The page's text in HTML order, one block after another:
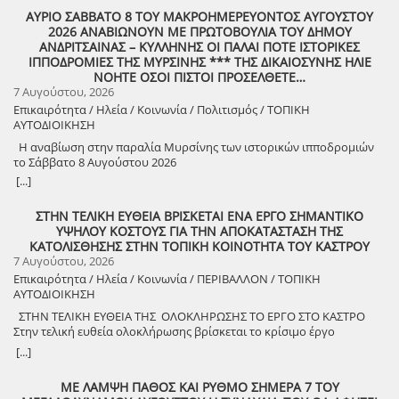
ΑΥΡΙΟ ΣΑΒΒΑΤΟ 8 ΤΟΥ ΜΑΚΡΟΗΜΕΡΕΥΟΝΤΟΣ ΑΥΓΟΥΣΤΟΥ
2026 ΑΝΑΒΙΩΝΟΥΝ ΜΕ ΠΡΩΤΟΒΟΥΛΙΑ ΤΟΥ ΔΗΜΟΥ
ΑΝΔΡΙΤΣΑΙΝΑΣ – ΚΥΛΛΗΝΗΣ ΟΙ ΠΑΛΑΙ ΠΟΤΕ ΙΣΤΟΡΙΚΕΣ
ΙΠΠΟΔΡΟΜΙΕΣ ΤΗΣ ΜΥΡΣΙΝΗΣ *** ΤΗΣ ΔΙΚΑΙΟΣΥΝΗΣ ΗΛΙΕ
ΝΟΗΤΕ ΟΣΟΙ ΠΙΣΤΟΙ ΠΡΟΣΕΛΘΕΤΕ…
7 Αυγούστου, 2026
Επικαιρότητα / Ηλεία / Κοινωνία / Πολιτισμός / ΤΟΠΙΚΗ
ΑΥΤΟΔΙΟΙΚΗΣΗ
Η αναβίωση στην παραλία Μυρσίνης των ιστορικών ιπποδρομιών
το Σάββατο 8 Αυγούστου 2026
[...]
ΣΤΗΝ ΤΕΛΙΚΗ ΕΥΘΕΙΑ ΒΡΙΣΚΕΤΑΙ ΕΝΑ ΕΡΓΟ ΣΗΜΑΝΤΙΚΟ
ΥΨΗΛΟΥ ΚΟΣΤΟΥΣ ΓΙΑ ΤΗΝ ΑΠΟΚΑΤΑΣΤΑΣΗ ΤΗΣ
ΚΑΤΟΛΙΣΘΗΣΗΣ ΣΤΗΝ ΤΟΠΙΚΗ ΚΟΙΝΟΤΗΤΑ ΤΟΥ ΚΑΣΤΡΟΥ
7 Αυγούστου, 2026
Επικαιρότητα / Ηλεία / Κοινωνία / ΠΕΡΙΒΑΛΛΟΝ / ΤΟΠΙΚΗ
ΑΥΤΟΔΙΟΙΚΗΣΗ
ΣΤΗΝ ΤΕΛΙΚΗ ΕΥΘΕΙΑ ΤΗΣ ΟΛΟΚΛΗΡΩΣΗΣ ΤΟ ΕΡΓΟ ΣΤΟ ΚΑΣΤΡΟ
Στην τελική ευθεία ολοκλήρωσης βρίσκεται το κρίσιμο έργο
αποκατάστασης της κατολίσθησης στην Τ.Κ. Κάστρου,
προϋπολογισμού 1,25 εκατομμυρίων ευρώ. Έπειτα από αυτοψία που
Λέντζας, μαζί με κλιμάκιο της Τεχνικής Υπηρεσίας και εκπροσώπους
[...]
ΜΕ ΛΑΜΨΗ ΠΑΘΟΣ ΚΑΙ ΡΥΘΜΟ ΣΗΜΕΡΑ 7 ΤΟΥ